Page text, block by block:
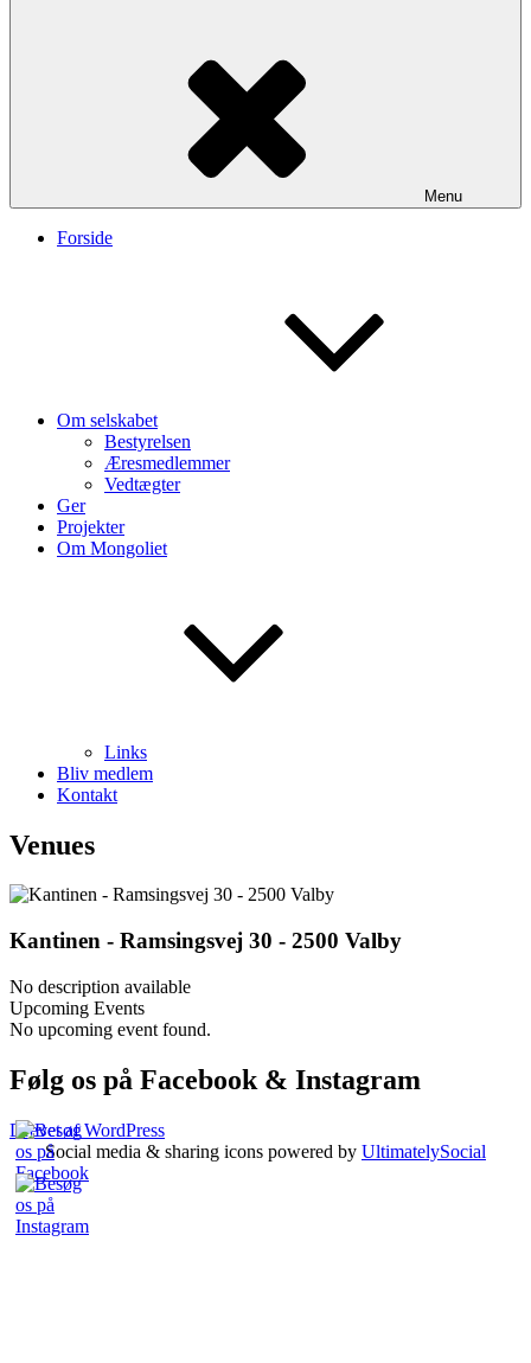
Menu
Forside
Om selskabet
Bestyrelsen
Æresmedlemmer
Vedtægter
Ger
Projekter
Om Mongoliet
Links
Bliv medlem
Kontakt
Venues
Kantinen - Ramsingsvej 30 - 2500 Valby
No description available
Upcoming Events
No upcoming event found.
Følg os på Facebook & Instagram
Drevet af WordPress
Social media & sharing icons powered by UltimatelySocial